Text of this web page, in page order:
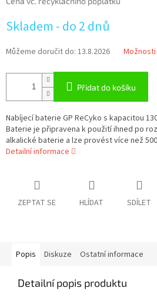
Skladem - do 2 dnů
Můžeme doručit do: 13.8.2026
Přidat do košíku
Nabíjecí baterie GP ReCyko s kapacitou
Baterie je připravena k použití ihned po
alkalické baterie a lze provést více než
Detailní informace
ZEPTAT SE HLÍDAT SDÍLET
Popis Diskuze Ostatní informace
Detailní popis produktu